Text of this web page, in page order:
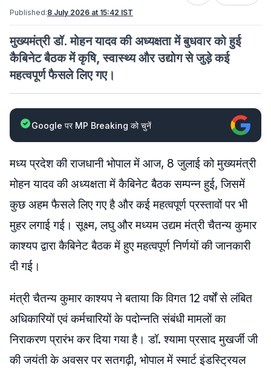
Published:8 July 2026 at 15:42 IST
मुख्यमंत्री डॉ. मोहन यादव की अध्यक्षता में बुधवार को हुई
कैबिनेट बैठक में कृषि, स्वास्थ्य और उद्योग से जुड़े कई
महत्वपूर्ण फैसले लिए गए।
Google पर MP Breaking को चुनें
मध्य प्रदेश की राजधानी भोपाल में आज, 8 जुलाई को मुख्यमंत्री
मोहन यादव की अध्यक्षता में कैबिनेट बैठक सम्पन्न हुई, जिसमें
कुछ अहम फैसले लिए गए है और कई महत्वपूर्ण प्रस्तावों पर भी
मुहर लगाई गई। सूक्ष्म, लघु और मध्यम उद्यम मंत्री चैतन्य कुमार
काश्यप द्वारा कैबिनेट बैठक में हुए महत्वपूर्ण निर्णयों की जानकारी
दी गई।
मंत्री चैतन्य कुमार काश्यप ने बताया कि विगत 12 वर्षों से लंबित
अधिकारियों एवं कर्मचारियों के पदोन्नति संबंधी मामलों का
निराकरण प्रारंभ कर दिया गया है। डॉ. श्यामा प्रसाद मुखर्जी जी
की जयंती के अवसर पर सतगढ़ी, भोपाल में स्मार्ट इंडस्ट्रियल